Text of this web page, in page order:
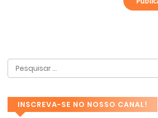
INSCREVA-SE NO NOSSO CANAL!